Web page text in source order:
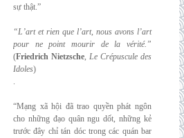
sự thật.”
“L’art et rien que l’art, nous avons l’art
pour ne point mourir de la vérité.”
(Friedrich Nietzsche, Le Crépuscule des
Idoles)
.
“Mạng xã hội đã trao quyền phát ngôn
cho những đạo quân ngu dốt, những kẻ
trước đây chỉ tán dóc trong các quán bar